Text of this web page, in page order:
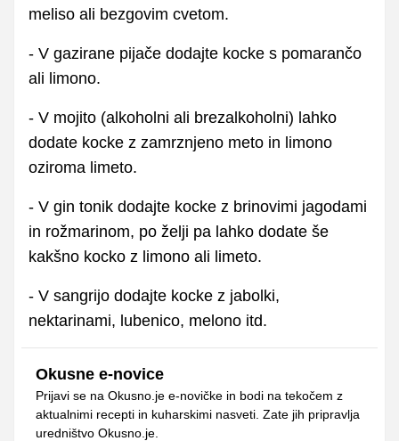
meliso ali bezgovim cvetom.
- V gazirane pijače dodajte kocke s pomarančo
ali limono.
- V mojito (alkoholni ali brezalkoholni) lahko
dodate kocke z zamrznjeno meto in limono
oziroma limeto.
- V gin tonik dodajte kocke z brinovimi jagodami
in rožmarinom, po želji pa lahko dodate še
kakšno kocko z limono ali limeto.
- V sangrijo dodajte kocke z jabolki,
nektarinami, lubenico, melono itd.
Okusne e-novice
Prijavi se na Okusno.je e-novičke in bodi na tekočem z
aktualnimi recepti in kuharskimi nasveti. Zate jih pripravlja
uredništvo Okusno.je.